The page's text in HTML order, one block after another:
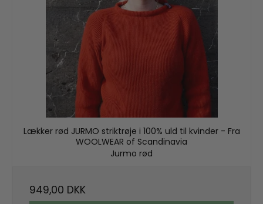
Lækker rød JURMO striktrøje i 100% uld til kvinder - Fra
WOOLWEAR of Scandinavia
Jurmo rød
949,00 DKK